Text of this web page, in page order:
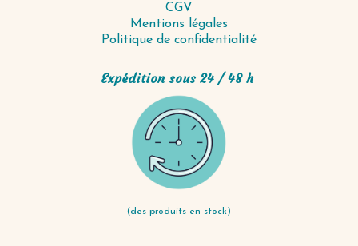
CGV
Mentions légales
Politique de confidentialité
Expédition sous 24 / 48 h
(des produits en stock)